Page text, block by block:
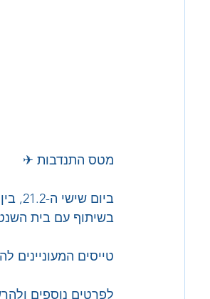
מטס התנדבות ✈
בשיתוף עם בית השנטי,
טייסים
לפרטים נוספים